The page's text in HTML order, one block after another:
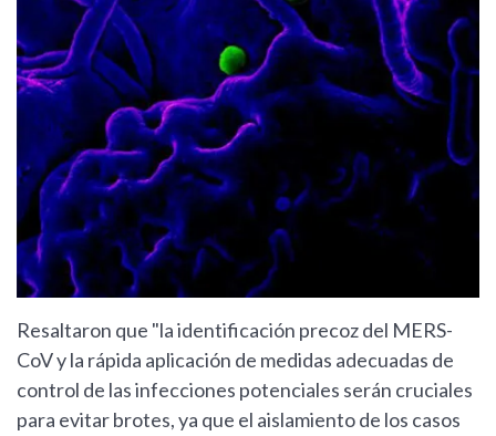
Resaltaron que "la identificación precoz del MERS-
CoV y la rápida aplicación de medidas adecuadas de
control de las infecciones potenciales serán cruciales
para evitar brotes, ya que el aislamiento de los casos